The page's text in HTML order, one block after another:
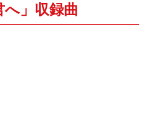
」収録曲